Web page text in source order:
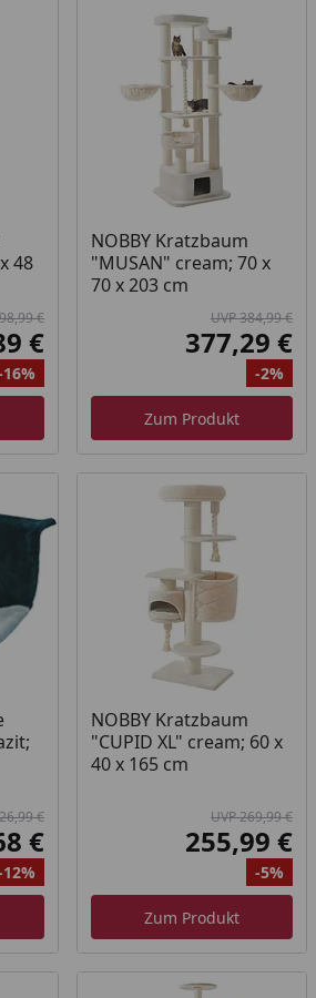
48
Ursprünglicher Preis
€
Aktueller Preis
€
Rabatt
NOBBY Kratzbaum
"MUSAN" cream; 70 x
70 x 203 cm
UVP 384,99 €
377,29 €
-2%
Zum Produkt
Ursprünglicher Preis
€
Aktueller Preis
€
Rabatt
NOBBY Kratzbaum
"CUPID XL" cream; 60 x
40 x 165 cm
UVP 269,99 €
255,99 €
-5%
Zum Produkt